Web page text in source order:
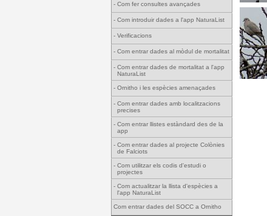
- Com fer consultes avançades
- Com introduir dades a l'app NaturaList
- Verificacions
- Com entrar dades al mòdul de mortalitat
- Com entrar dades de mortalitat a l'app
NaturaList
- Ornitho i les espècies amenaçades
- Com entrar dades amb localitzacions
precises
- Com entrar llistes estàndard des de la
app
- Com entrar dades al projecte Colònies
de Falciots
- Com utilitzar els codis d'estudi o
projectes
- Com actualitzar la llista d'espècies a
l'app NaturaList
Com entrar dades del SOCC a Ornitho